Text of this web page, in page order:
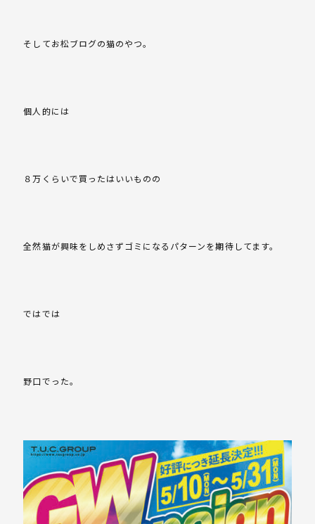
そしてお松ブログの猫のやつ。
個人的には
８万くらいで買ったはいいものの
全然猫が興味をしめさずゴミになるパターンを期待してます。
ではでは
野口でった。